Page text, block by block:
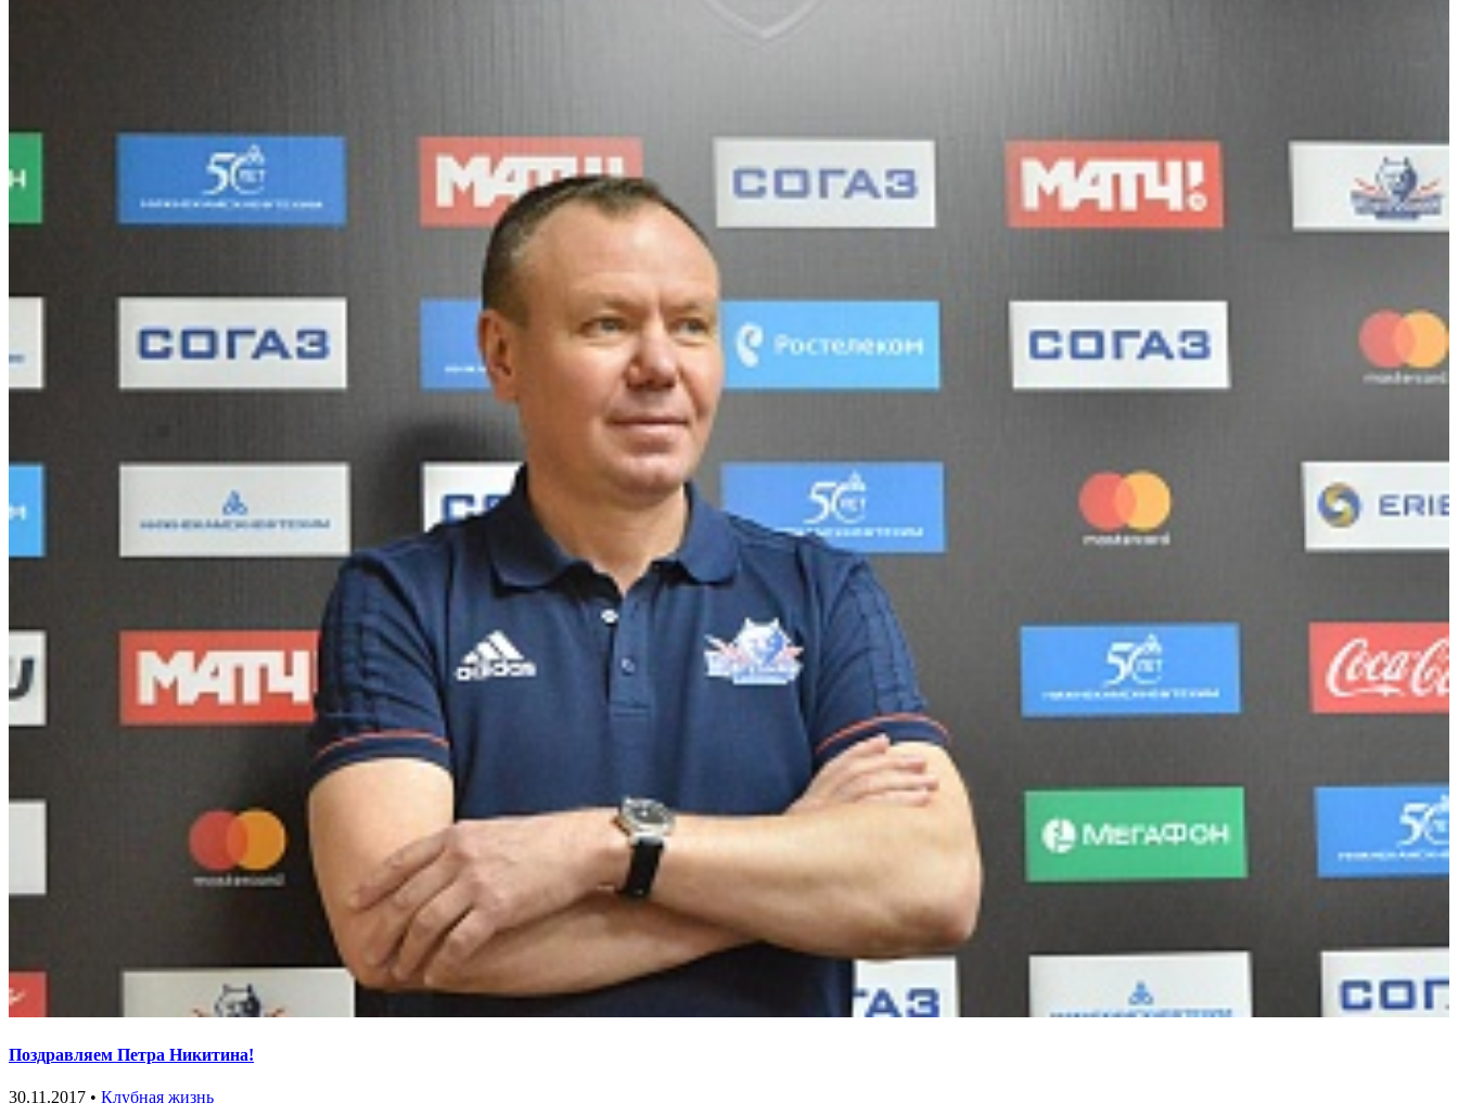
Поздравляем Петра Никитина!
30.11.2017 • Клубная жизнь